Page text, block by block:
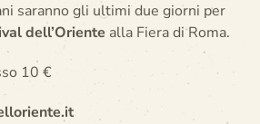
saranno gli ultimi due giorni per
dell’Oriente alla Fiera di Roma.
10 €